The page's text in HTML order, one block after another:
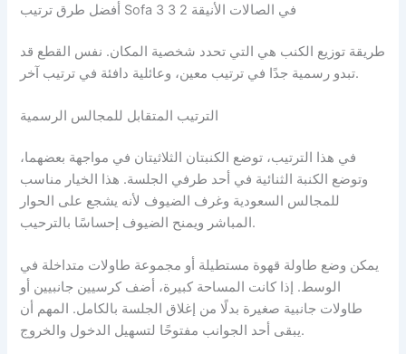
أفضل طرق ترتيب Sofa 3 3 2 في الصالات الأنيقة
طريقة توزيع الكنب هي التي تحدد شخصية المكان. نفس القطع قد
تبدو رسمية جدًا في ترتيب معين، وعائلية دافئة في ترتيب آخر.
الترتيب المتقابل للمجالس الرسمية
في هذا الترتيب، توضع الكنبتان الثلاثيتان في مواجهة بعضهما،
وتوضع الكنبة الثنائية في أحد طرفي الجلسة. هذا الخيار مناسب
للمجالس السعودية وغرف الضيوف لأنه يشجع على الحوار
المباشر ويمنح الضيوف إحساسًا بالترحيب.
يمكن وضع طاولة قهوة مستطيلة أو مجموعة طاولات متداخلة في
الوسط. إذا كانت المساحة كبيرة، أضف كرسيين جانبيين أو
طاولات جانبية صغيرة بدلًا من إغلاق الجلسة بالكامل. المهم أن
يبقى أحد الجوانب مفتوحًا لتسهيل الدخول والخروج.